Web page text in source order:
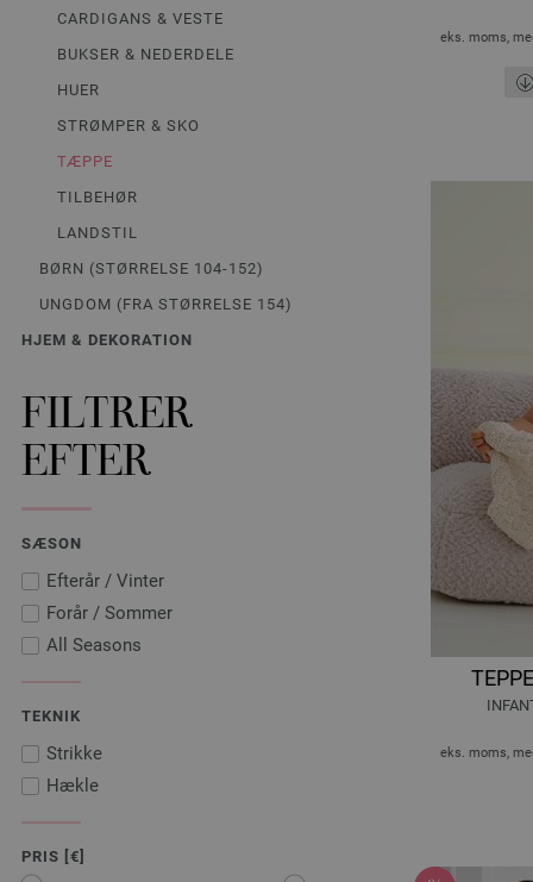
CARDIGANS & VESTE
BUKSER & NEDERDELE
HUER
STRØMPER & SKO
TÆPPE
TILBEHØR
LANDSTIL
BØRN (STØRRELSE 104-152)
UNGDOM (FRA STØRRELSE 154)
HJEM & DEKORATION
FILTRER
EFTER
SÆSON
Efterår / Vinter
Forår / Sommer
All Seasons
TEKNIK
Strikke
Hækle
PRIS [€]
eks. moms,
eks. moms,